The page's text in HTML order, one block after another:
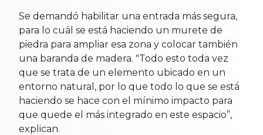
Se demandó habilitar una entrada más segura,
para lo cuál se está haciendo un murete de
piedra para ampliar esa zona y colocar también
una baranda de madera. "Todo esto toda vez
que se trata de un elemento ubicado en un
entorno natural, por lo que todo lo que se está
haciendo se hace con el mínimo impacto para
que quede el más integrado en este espacio”,
explican.